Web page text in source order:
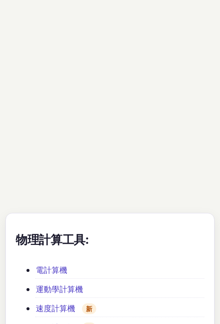
物理計算工具:
電計算機
運動學計算機
速度計算機
新